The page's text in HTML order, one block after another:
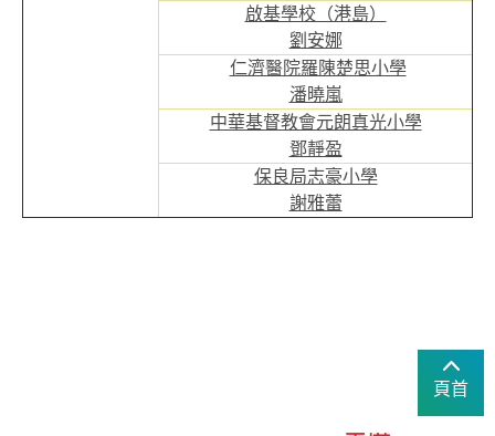
啟基學校（港島）
劉安娜
仁濟醫院羅陳楚思小學
潘曉嵐
中華基督教會元朗真光小學
鄧靜盈
保良局志豪小學
謝雅蕾
頁首